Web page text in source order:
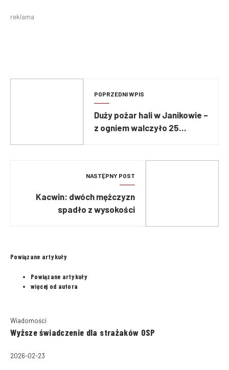
reklama
POPRZEDNI WPIS
Duży pożar hali w Janikowie –
z ogniem walczyło 25
NASTĘPNY POST
Kacwin: dwóch mężczyzn
spadło z wysokości
Powiązane artykuły
Powiązane artykuły
więcej od autora
Wiadomości
Wyższe świadczenie dla strażaków OSP
2026-02-23